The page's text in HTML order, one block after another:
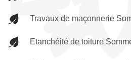
Travaux de maçonnerie
Etanchéité de toiture